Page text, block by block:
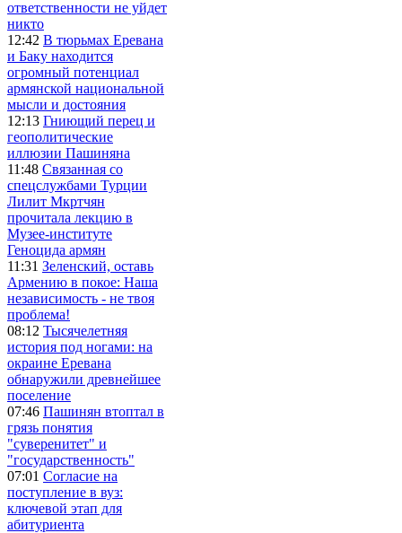
ответственности не уйдет
никто
12:42 В тюрьмах Еревана
и Баку находится
огромный потенциал
армянской национальной
мысли и достояния
12:13 Гниющий перец и
геополитические
иллюзии Пашиняна
11:48 Связанная со
спецслужбами Турции
Лилит Мкртчян
прочитала лекцию в
Музее-институте
Геноцида армян
11:31 Зеленский, оставь
Армению в покое: Наша
независимость - не твоя
проблема!
08:12 Тысячелетняя
история под ногами: на
окраине Еревана
обнаружили древнейшее
поселение
07:46 Пашинян втоптал в
грязь понятия
"суверенитет" и
"государственность"
07:01 Согласие на
поступление в вуз:
ключевой этап для
абитуриента